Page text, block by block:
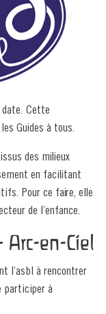
date. Cette
Guides à tous.
des milieux
en facilitant
Pour ce faire, elle
de l’enfance.
Arc-en-Ciel
l’asbl à rencontrer
participer à